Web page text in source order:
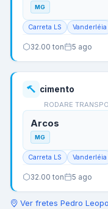
MG
Carreta LS Vanderléia
32.00 ton 5 ago
cimento
RODARE
Arcos
MG
Carreta LS Vanderléia
32.00 ton 5 ago
Ver fretes Pedro